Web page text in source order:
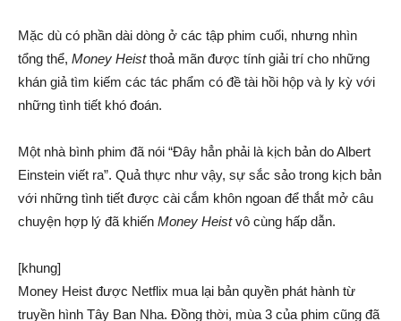
Mặc dù có phần dài dòng ở các tập phim cuối, nhưng nhìn
tổng thể, Money Heistthoả mãn được tính giải trí cho những
khán giả tìm kiếm các tác phẩm có đề tài hồi hộp và ly kỳ với
những tình tiết khó đoán.
Một nhà bình phim đã nói “Đây hẳn phải là kịch bản do Albert
Einstein viết ra”. Quả thực như vậy, sự sắc sảo trong kịch bản
với những tình tiết được cài cắm khôn ngoan để thắt mở câu
chuyện hợp lý đã khiến Money Heistvô cùng hấp dẫn.
[khung]
Money Heist được Netflix mua lại bản quyền phát hành từ
truyền hình Tây Ban Nha. Đồng thời, mùa 3 của phim cũng đã